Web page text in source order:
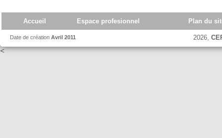
Accueil Espace profesionnel Plan du
Date de création Avril 2011 2026,
<